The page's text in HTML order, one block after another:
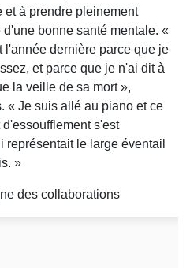
et à prendre pleinement
bonne santé mentale. «
l'année dernière parce que je
et parce que je n'ai dit à
la veille de sa mort »,
« Je suis allé au piano et ce
s'est
représentait le large éventail
»
des collaborations